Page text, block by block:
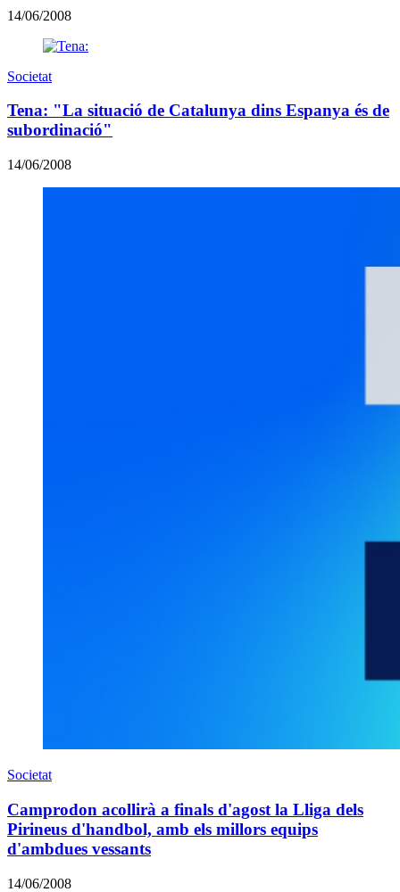
14/06/2008
Societat
Tena: "La situació de Catalunya dins Espanya és de
subordinació"
14/06/2008
Societat
Camprodon acollirà a finals d'agost la Lliga dels
Pirineus d'handbol, amb els millors equips
d'ambdues vessants
14/06/2008